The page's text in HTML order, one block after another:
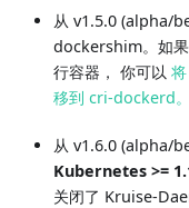
从 v1.5.0 (alpha/
dockershim。如
行容器， 你可以
移到 cri-dockerd。
从 v1.6.0 (alpha/
Kubernetes >=
关闭了 Kruise-